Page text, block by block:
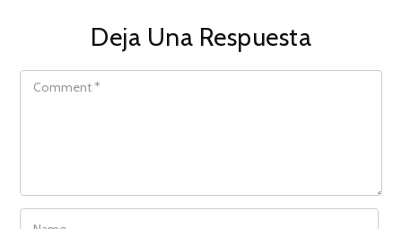
Deja Una Respuesta
COMMENT
NAME